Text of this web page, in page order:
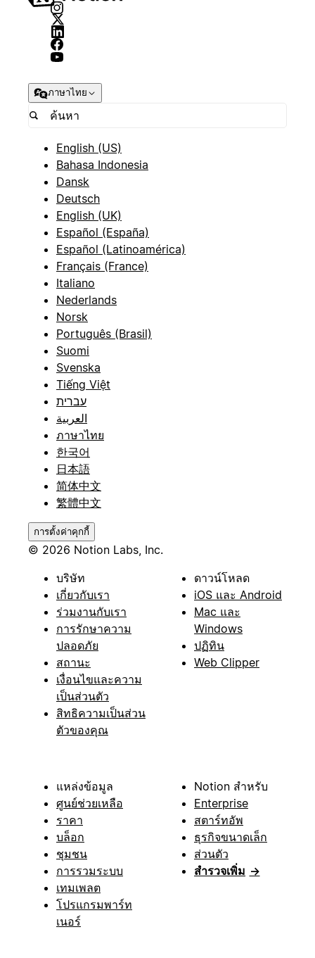
ภาษาไทย
English (US)
Bahasa Indonesia
Dansk
Deutsch
English (UK)
Español (España)
Español (Latinoamérica)
Français (France)
Italiano
Nederlands
Norsk
Português (Brasil)
Suomi
Svenska
Tiếng Việt
עברית
العربية
ภาษาไทย
한국어
日本語
简体中文
繁體中文
การตั้งค่าคุกกี้
© 2026 Notion Labs, Inc.
บริษัท
เกี่ยวกับเรา
ร่วมงานกับเรา
การรักษาความ
ปลอดภัย
สถานะ
เงื่อนไขและความ
เป็นส่วนตัว
สิทธิความเป็นส่วน
ตัวของคุณ
ดาวน์โหลด
iOS และ Android
Mac และ
Windows
ปฏิทิน
Web Clipper
แหล่งข้อมูล
ศูนย์ช่วยเหลือ
ราคา
บล็อก
ชุมชน
การรวมระบบ
เทมเพลต
โปรแกรมพาร์ท
เนอร์
Notion สำหรับ
Enterprise
สตาร์ทอัพ
ธุรกิจขนาดเล็ก
ส่วนตัว
สำรวจเพิ่ม →